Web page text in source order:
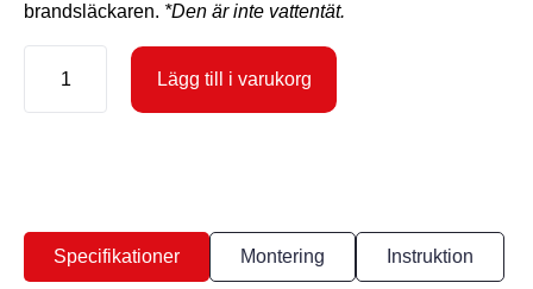
brandsläckaren. *Den är inte vattentät.
Halter
Lägg till i varukorg
Specifikationer Montering Instruktion